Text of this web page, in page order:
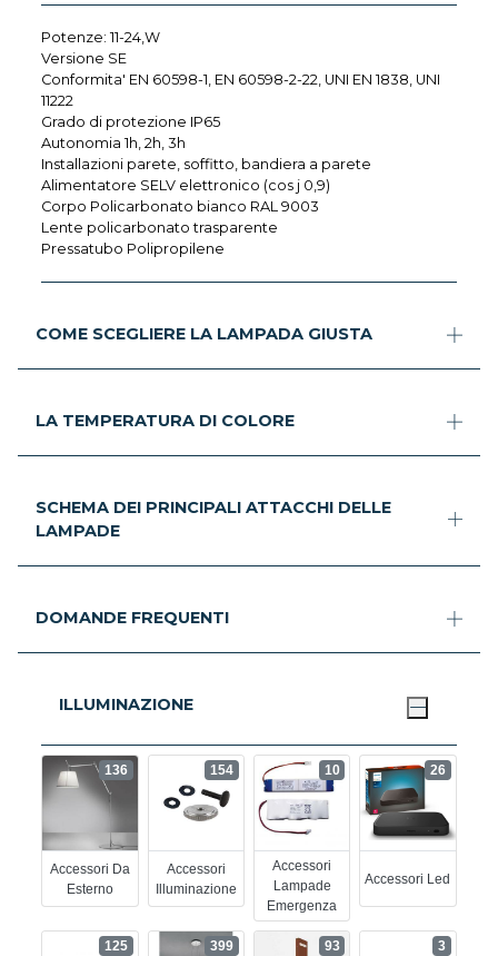
Potenze: 11-24,W
Versione SE
Conformita' EN 60598-1, EN 60598-2-22, UNI EN 1838, UNI
11222
Grado di protezione IP65
Autonomia 1h, 2h, 3h
Installazioni parete, soffitto, bandiera a parete
Alimentatore SELV elettronico (cos j 0,9)
Corpo Policarbonato bianco RAL 9003
Lente policarbonato trasparente
Pressatubo Polipropilene
COME SCEGLIERE LA LAMPADA GIUSTA
LA TEMPERATURA DI COLORE
SCHEMA DEI PRINCIPALI ATTACCHI DELLE
LAMPADE
DOMANDE FREQUENTI
ILLUMINAZIONE
Accessori Da
Esterno
136
Accessori
Illuminazione
154
Accessori
Lampade
Emergenza
10
Accessori Led
26
125 399 93 3